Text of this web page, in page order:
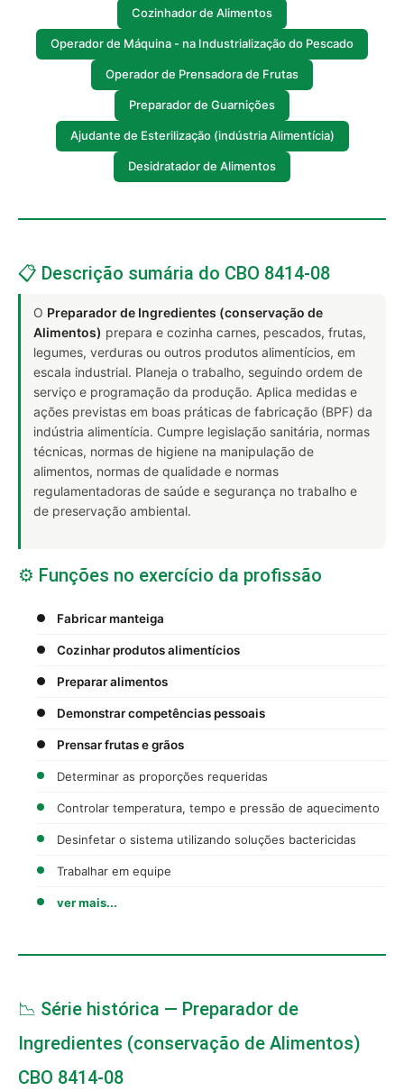
Cozinhador de Alimentos
Operador de Máquina - na Industrialização do Pescado
Operador de Prensadora de Frutas
Preparador de Guarnições
Ajudante de Esterilização (indústria Alimentícia)
Desidratador de Alimentos
📋 Descrição sumária do CBO 8414-08
O Preparador de Ingredientes (conservação de
Alimentos) prepara e cozinha carnes, pescados, frutas,
legumes, verduras ou outros produtos alimentícios, em
escala industrial. Planeja o trabalho, seguindo ordem de
serviço e programação da produção. Aplica medidas e
ações previstas em boas práticas de fabricação (BPF) da
indústria alimentícia. Cumpre legislação sanitária, normas
técnicas, normas de higiene na manipulação de
alimentos, normas de qualidade e normas
regulamentadoras de saúde e segurança no trabalho e
de preservação ambiental.
⚙️ Funções no exercício da profissão
Fabricar manteiga
Cozinhar produtos alimentícios
Preparar alimentos
Demonstrar competências pessoais
Prensar frutas e grãos
Determinar as proporções requeridas
Controlar temperatura, tempo e pressão de aquecimento
Desinfetar o sistema utilizando soluções bactericidas
Trabalhar em equipe
ver mais...
📉 Série histórica — Preparador de
Ingredientes (conservação de Alimentos)
CBO 8414-08